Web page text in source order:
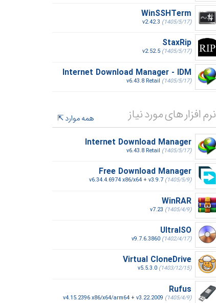
WinSSHTerm
v2.42.3 (1405/5/17)
StaxRip
v2.52.5 (1405/5/17)
Internet Download Manager - IDM
v6.43.8 Retail (1405/5/17)
نرم افزار های مورد نیاز
همه موارد
Internet Download Manager
v6.43.8 Retail (1405/5/17)
Free Download Manager
v6.34.4.6974 x86/x64 + v3.9.7 (1405/5/9)
WinRAR
v7.23 (1405/4/9)
UltraISO
v9.7.6.3860 (1402/4/17)
Virtual CloneDrive
v5.5.3.0 (1403/12/15)
Rufus
v4.15.2396 x86/x64/arm64 + v3.22.2009 (1405/4/9)